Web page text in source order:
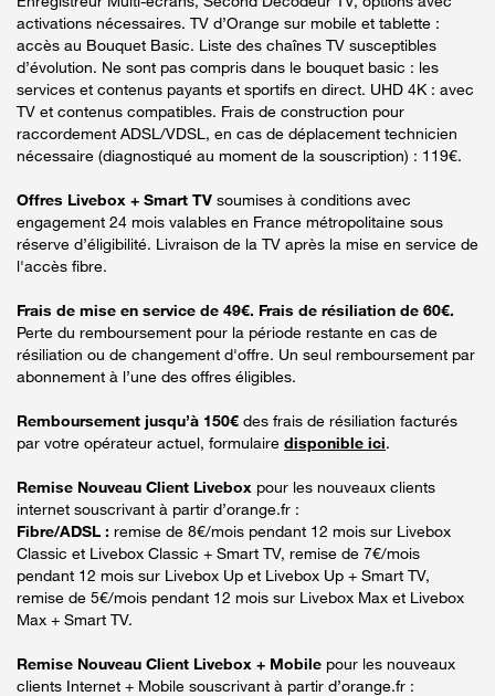
activations nécessaires. TV d’Orange sur mobile et tablette :
accès au Bouquet Basic. Liste des chaînes TV susceptibles
d’évolution. Ne sont pas compris dans le bouquet basic : les
services et contenus payants et sportifs en direct. UHD 4K : avec
TV et contenus compatibles. Frais de construction pour
raccordement ADSL/VDSL, en cas de déplacement technicien
nécessaire (diagnostiqué au moment de la souscription) : 119€.
Offres Livebox + Smart TV soumises à conditions avec
engagement 24 mois valables en France métropolitaine sous
réserve d’éligibilité. Livraison de la TV après la mise en service de
l'accès fibre.
Frais de mise en service de 49€. Frais de résiliation de 60€.
Perte du remboursement pour la période restante en cas de
résiliation ou de changement d'offre. Un seul remboursement par
abonnement à l’une des offres éligibles.
Remboursement jusqu’à 150€ des frais de résiliation facturés
par votre opérateur actuel, formulaire disponible ici.
Remise Nouveau Client Livebox pour les nouveaux clients
internet souscrivant à partir d’orange.fr :
Fibre/ADSL : remise de 8€/mois pendant 12 mois sur Livebox
Classic et Livebox Classic + Smart TV, remise de 7€/mois
pendant 12 mois sur Livebox Up et Livebox Up + Smart TV,
remise de 5€/mois pendant 12 mois sur Livebox Max et Livebox
Max + Smart TV.
Remise Nouveau Client Livebox + Mobile pour les nouveaux
clients Internet + Mobile souscrivant à partir d’orange.fr :